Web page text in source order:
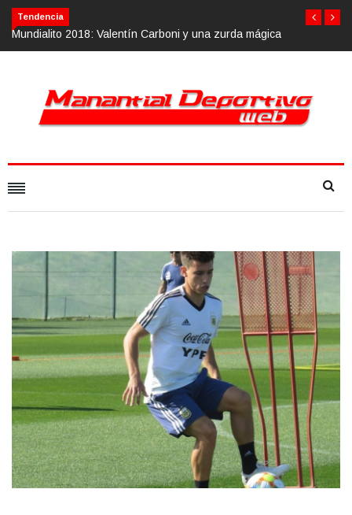
Tendencia
2018: Valentín Carboni y una zurda mágicaCalvario Race